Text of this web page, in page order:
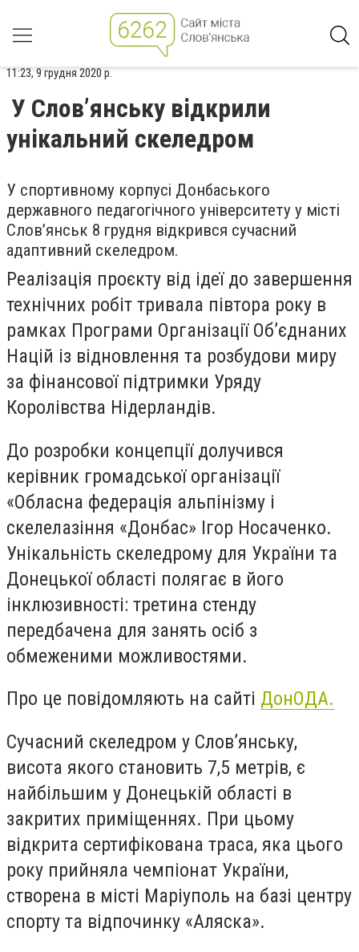
11:23, 9 грудня 2020 р.
У Слов’янську відкрили
унікальний скеледром
У спортивному корпусі Донбаського
державного педагогічного університету у місті
Слов’янськ 8 грудня відкрився сучасний
адаптивний скеледром.
Реалізація проєкту від ідеї до завершення
технічних робіт тривала півтора року в
рамках Програми Організації Об’єднаних
Націй із відновлення та розбудови миру
за фінансової підтримки Уряду
Королівства Нідерландів.
До розробки концепції долучився
керівник громадської організації
«Обласна федерація альпінізму і
скелелазіння «Донбас» Ігор Носаченко.
Унікальність скеледрому для України та
Донецької області полягає в його
інклюзивності: третина стенду
передбачена для занять осіб з
обмеженими можливостями.
Про це повідомляють на сайті ДонОДА.
Сучасний скеледром у Слов’янську,
висота якого становить 7,5 метрів, є
найбільшим у Донецькій області в
закритих приміщеннях. При цьому
відкрита сертифікована траса, яка цього
року прийняла чемпіонат України,
створена в місті Маріуполь на базі центру
спорту та відпочинку «Аляска».